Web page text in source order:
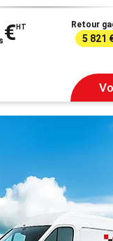
HT Retour
5 821